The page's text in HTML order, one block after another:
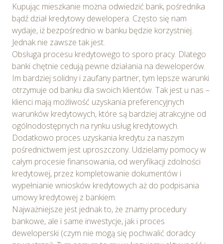
Kupując mieszkanie można odwiedzić bank, pośrednika
bądź dział kredytowy dewelopera. Często się nam
wydaje, iż bezpośrednio w banku będzie korzystniej.
Jednak nie zawsze tak jest.
Obsługa procesu kredytowego to sporo pracy. Dlatego
banki chętnie cedują pewne działania na deweloperów.
Im bardziej solidny i zaufany partner, tym lepsze warunki
otrzymuje od banku dla swoich klientów. Tak jest u nas –
klienci mają możliwość uzyskania preferencyjnych
warunków kredytowych, które są bardziej atrakcyjne od
ogólnodostępnych na rynku usług kredytowych.
Dodatkowo proces uzyskania kredytu za naszym
pośrednictwem jest uproszczony. Udzielamy pomocy w
całym procesie finansowania, od weryfikacji zdolności
kredytowej, przez kompletowanie dokumentów i
wypełnianie wniosków kredytowych aż do podpisania
umowy kredytowej z bankiem.
Najważniejsze jest jednak to, że znamy procedury
bankowe, ale i same inwestycje, jak i proces
deweloperski (czym nie mogą się pochwalić doradcy